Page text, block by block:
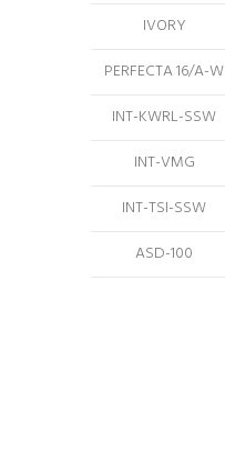
IVORY
PERFECTA 16/A-W
INT-KWRL-SSW
INT-VMG
INT-TSI-SSW
ASD-100